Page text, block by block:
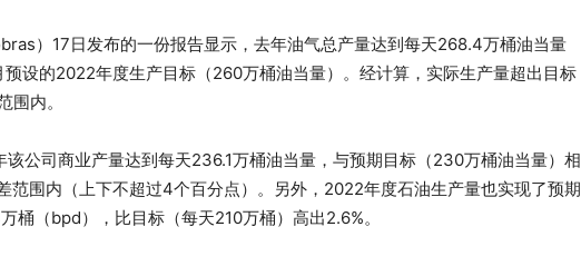
）17日发布的一份报告显示，去年油气总产量达到每天268.4万桶油当量
预设的2022年度生产目标（260万桶油当量）。经计算，实际生产量超出目标
围内。
该公司商业产量达到每天236.1万桶油当量，与预期目标（230万桶油当量）相
范围内（上下不超过4个百分点）。另外，2022年度石油生产量也实现了预期
桶（bpd），比目标（每天210万桶）高出2.6%。